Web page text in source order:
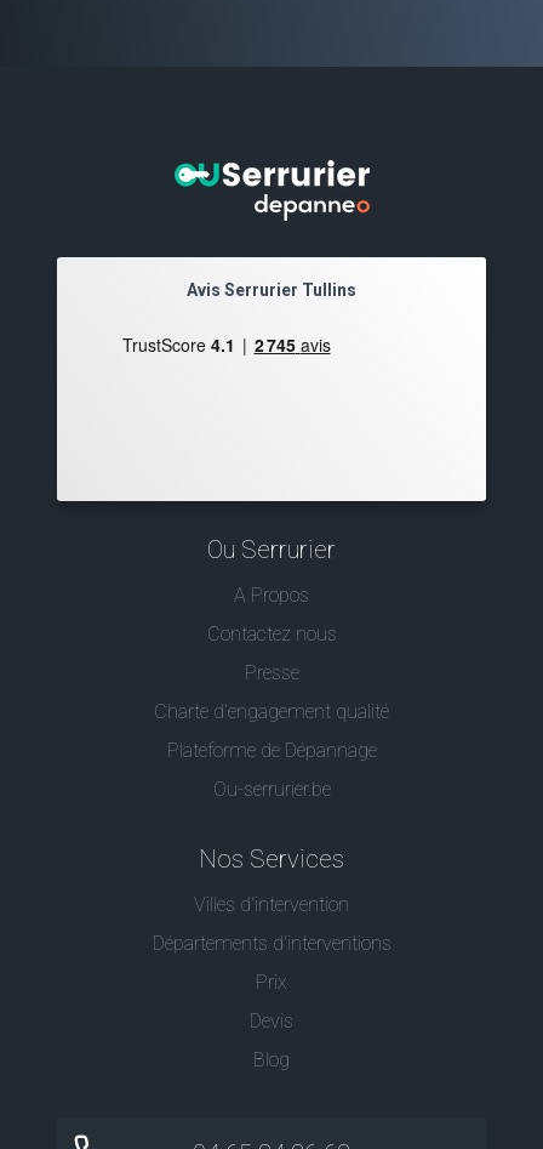
Avis Serrurier Tullins
Ou Serrurier
A Propos
Contactez nous
Presse
Charte d’engagement qualité
Plateforme de Dépannage
Ou-serrurier.be
Nos Services
Villes d'intervention
Départements d'interventions
Prix
Devis
Blog